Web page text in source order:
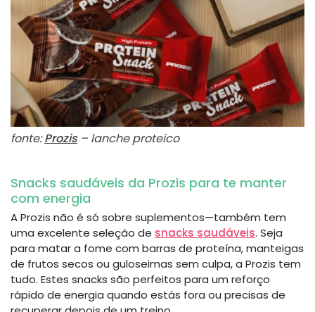
fonte:Prozis– lanche proteico
Snacks saudáveis da Prozis para te manter
com energia
A Prozis não é só sobre suplementos—também tem
uma excelente seleção de snacks saudáveis. Seja
para matar a fome com barras de proteína, manteigas
de frutos secos ou guloseimas sem culpa, a Prozis tem
tudo. Estes snacks são perfeitos para um reforço
rápido de energia quando estás fora ou precisas de